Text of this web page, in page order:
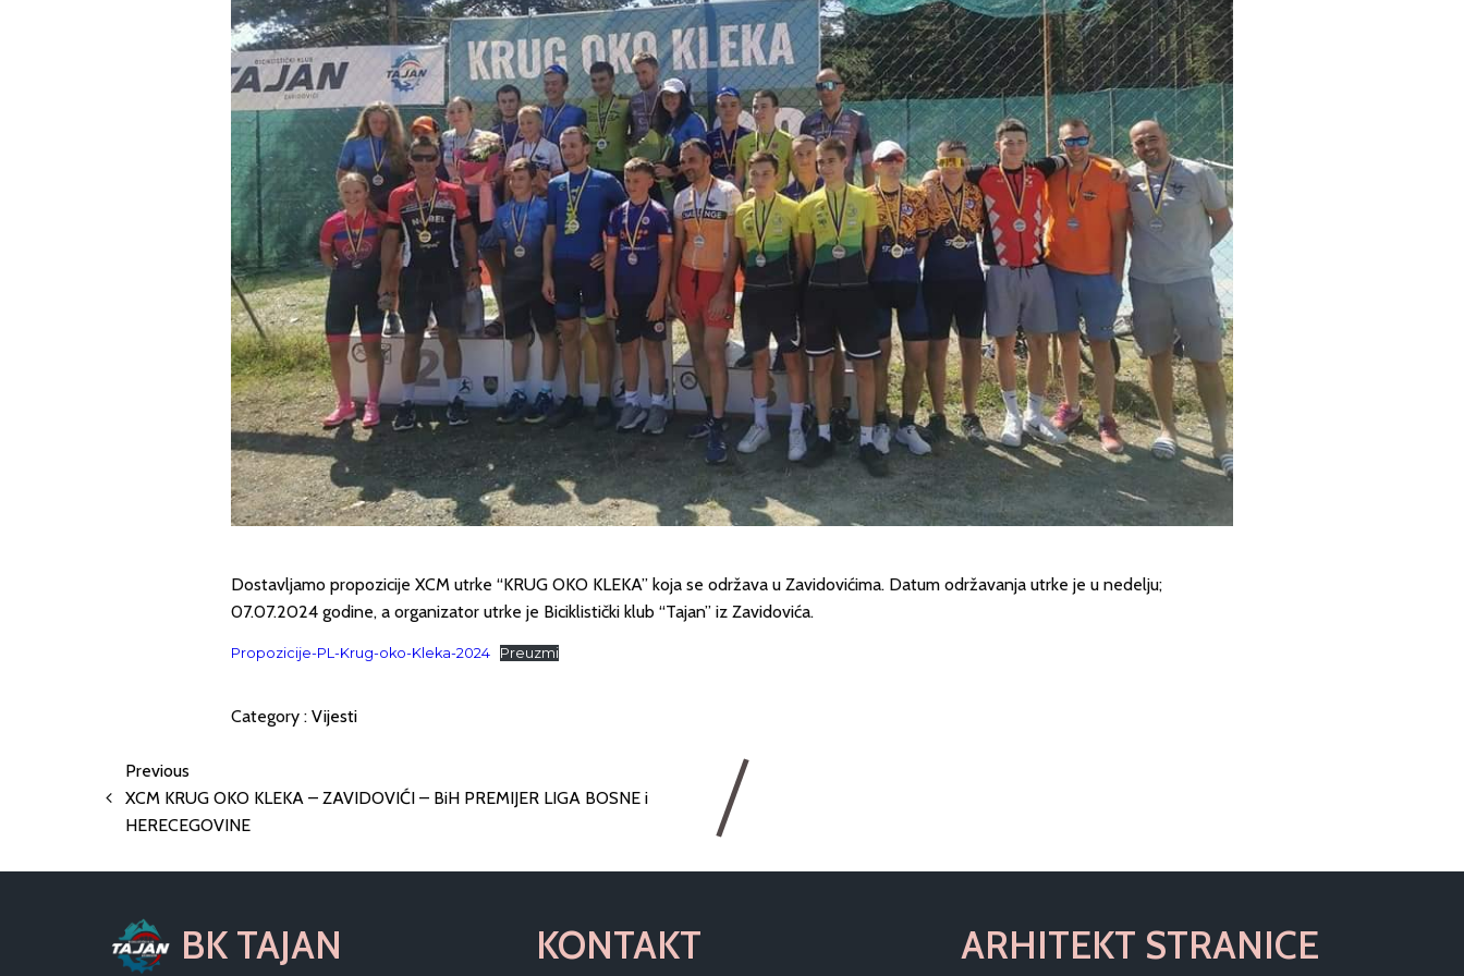
Dostavljamo propozicije XCM utrke “KRUG OKO KLEKA” koja se održava u Zavidovićima. Datum održavanja utrke je u nedelju;
07.07.2024 godine, a organizator utrke je Biciklistički klub “Tajan” iz Zavidovića.
Propozicije-PL-Krug-oko-Kleka-2024 Preuzmi
Category : Vijesti
Previous
XCM KRUG OKO KLEKA – ZAVIDOVIĆI – BiH PREMIJER LIGA BOSNE i
HERECEGOVINE
BK TAJAN KONTAKT ARHITEKT STRANICE